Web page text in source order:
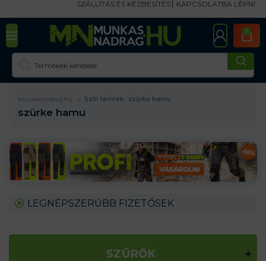
SZÁLLÍTÁS ÉS KÉZBESÍTÉS KAPCSOLATBA LÉPNI
0
Munkasnadrag.hu Szín termék szürke hamu
szürke hamu
LEGNÉPSZERŰBB FIZETŐSEK
SZŰRŐK